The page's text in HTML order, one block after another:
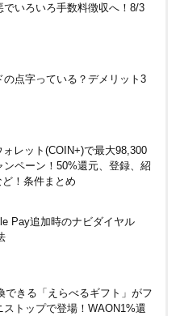
注意点
ャージすると5%還元に！
でいろいろ手数料徴収へ！8/3
の点字っている？デメリット3
ォレット(COIN+)で最大98,300
ンペーン！50%還元、登録、紹
！条件まとめ
Pay追加時のナビダイヤル
できる「えらべるギフト」がフ
ストップで登場！WAON1%還